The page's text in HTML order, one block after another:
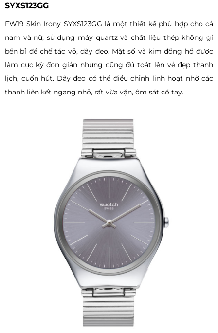
SYXS123GG
FW19 Skin Irony SYXS123GG là một thiết kế phù hợp cho cả
nam và nữ, sử dụng máy quartz và chất liệu thép không gỉ
bền bỉ để chế tác vỏ, dây đeo. Mặt số và kim đồng hồ được
làm cực kỳ đơn giản nhưng cũng đủ toát lên vẻ đẹp thanh
lịch, cuốn hút. Dây đeo có thể điều chỉnh linh hoạt nhờ các
thanh liên kết ngang nhỏ, rất vừa vặn, ôm sát cổ tay.